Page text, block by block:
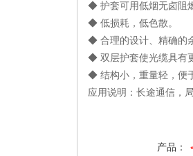
◆ 护套可用低烟无卤阻
◆ 低损耗，低色散。
◆ 合理的设计、精确的
◆ 双层护套使光缆具有
◆ 结构小，重量轻，便
应用说明：长途通信，
产品：